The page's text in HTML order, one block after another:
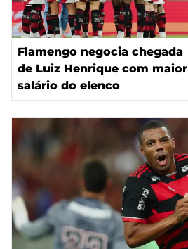
Flamengo negocia chegada
de Luiz Henrique com maior
salário do elenco